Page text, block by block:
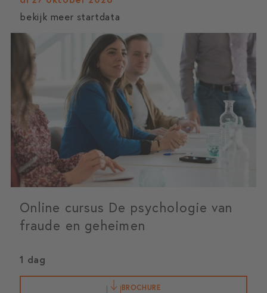
bekijk meer startdata
Online cursus De psychologie van
fraude en geheimen
1 dag
BROCHURE